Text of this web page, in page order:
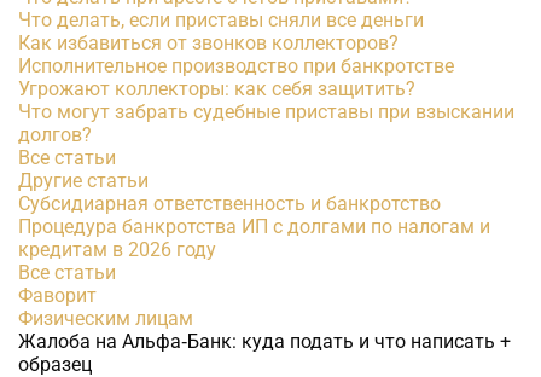
Что делать, если приставы сняли все деньги
Как избавиться от звонков коллекторов?
Исполнительное производство при банкротстве
Угрожают коллекторы: как себя защитить?
Что могут забрать судебные приставы при взыскании
долгов?
Все статьи
Другие статьи
Субсидиарная ответственность и банкротство
Процедура банкротства ИП с долгами по налогам и
кредитам в 2026 году
Все статьи
Фаворит
Физическим лицам
Жалоба на Альфа‑Банк: куда подать и что написать +
образец